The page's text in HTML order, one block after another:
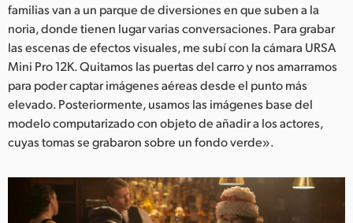
familias van a un parque de diversiones en que suben a la
noria, donde tienen lugar varias conversaciones. Para grabar
las escenas de efectos visuales, me subí con la cámara URSA
Mini Pro 12K. Quitamos las puertas del carro y nos amarramos
para poder captar imágenes aéreas desde el punto más
elevado. Posteriormente, usamos las imágenes base del
modelo computarizado con objeto de añadir a los actores,
cuyas tomas se grabaron sobre un fondo verde».